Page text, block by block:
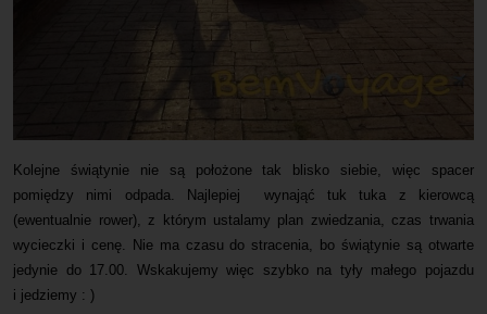
Kolejne świątynie nie są położone tak blisko siebie, więc spacer
pomiędzy nimi odpada. Najlepiej wynająć tuk tuka z kierowcą
(ewentualnie rower), z którym ustalamy plan zwiedzania, czas trwania
wycieczki i cenę. Nie ma czasu do stracenia, bo świątynie są otwarte
jedynie do 17.00. Wskakujemy więc szybko na tyły małego pojazdu
i jedziemy : )